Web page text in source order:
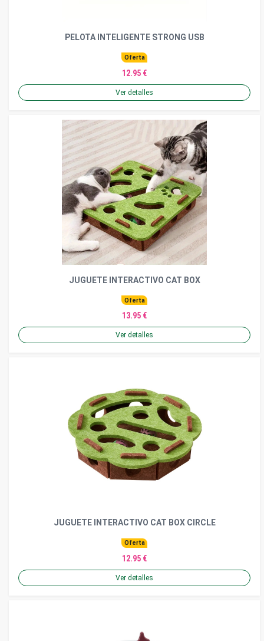
PELOTA INTELIGENTE STRONG USB
Oferta
12.95 €
Ver detalles
JUGUETE INTERACTIVO CAT BOX
Oferta
13.95 €
Ver detalles
JUGUETE INTERACTIVO CAT BOX CIRCLE
Oferta
12.95 €
Ver detalles